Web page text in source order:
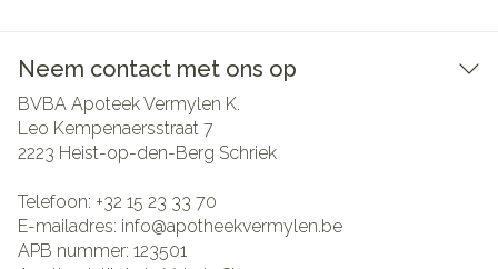
Neem contact met ons op
BVBA Apoteek Vermylen K.
Leo Kempenaersstraat 7
2223 Heist-op-den-Berg Schriek
Telefoon: +32 15 23 33 70
E-mailadres: info@apotheekvermylen.be
APB nummer: 123501